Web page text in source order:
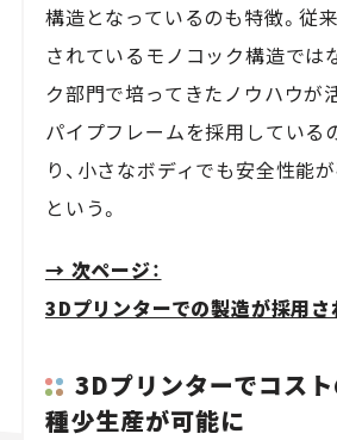
構造となっているのも特徴。従
されているモノコック構造では
ク部門で培ってきたノウハウが
パイプフレームを採用している
り、小さなボディでも安全性能
という。
→ 次ページ：
3Dプリンターでの製造が採用
3Dプリンターでコス
種少生産が可能に